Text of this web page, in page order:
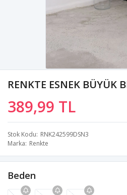
RENKTE ESNEK BÜYÜK
389,99 TL
Stok Kodu RNK242599DSN3
Marka Renkte
Beden